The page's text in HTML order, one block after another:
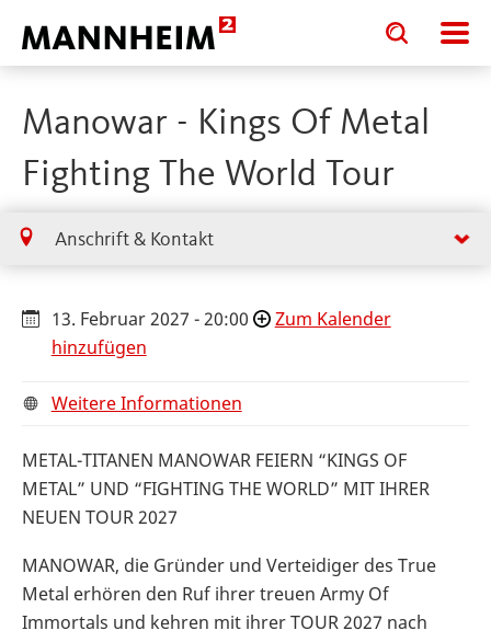
Toggle
search
input
Toggle
search
input
Manowar - Kings Of Metal
Fighting The World Tour
Anschrift & Kontakt
13. Februar 2027 - 20:00
Zum Kalender
hinzufügen
Weitere Informationen
METAL-TITANEN MANOWAR FEIERN “KINGS OF
METAL” UND “FIGHTING THE WORLD” MIT IHRER
NEUEN TOUR 2027
MANOWAR, die Gründer und Verteidiger des True
Metal erhören den Ruf ihrer treuen Army Of
Immortals und kehren mit ihrer TOUR 2027 nach